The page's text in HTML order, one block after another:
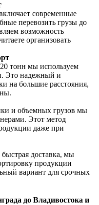
современные
перевозить грузы до
возможность
организовать
тонн мы используем
Это надежный и
на большие расстояния,
и объемных грузов мы
Этот метод
даже при
доставка, мы
продукции
вариант для срочных
до Владивостока и